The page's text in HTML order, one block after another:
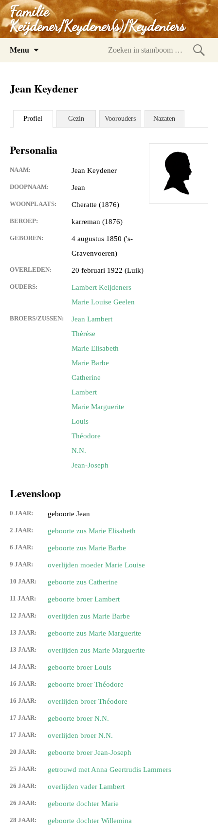
Familie
Keijdener/Keydener(s)/Keydeniers
Menu
Jean Keydener
Profiel Gezin Voorouders Nazaten
Personalia
NAAM: Jean Keydener
DOOPNAAM: Jean
WOONPLAATS: Cheratte (1876)
BEROEP: karreman (1876)
GEBOREN:
4 augustus 1850 ('s-
Gravenvoeren)
OVERLEDEN: 20 februari 1922 (Luik)
OUDERS:
Lambert Keijdeners
Marie Louise Geelen
BROERS/ZUSSEN:
Jean Lambert
Thèrése
Marie Elisabeth
Marie Barbe
Catherine
Lambert
Marie Marguerite
Louis
Théodore
N.N.
Jean-Joseph
Levensloop
0 JAAR: geboorte Jean
2 JAAR: geboorte zus Marie Elisabeth
6 JAAR: geboorte zus Marie Barbe
9 JAAR: overlijden moeder Marie Louise
10 JAAR: geboorte zus Catherine
11 JAAR: geboorte broer Lambert
12 JAAR: overlijden zus Marie Barbe
13 JAAR: geboorte zus Marie Marguerite
13 JAAR: overlijden zus Marie Marguerite
14 JAAR: geboorte broer Louis
16 JAAR: geboorte broer Théodore
16 JAAR: overlijden broer Théodore
17 JAAR: geboorte broer N.N.
17 JAAR: overlijden broer N.N.
20 JAAR: geboorte broer Jean-Joseph
25 JAAR: getrouwd met Anna Geertrudis Lammers
26 JAAR: overlijden vader Lambert
26 JAAR: geboorte dochter Marie
28 JAAR: geboorte dochter Willemina